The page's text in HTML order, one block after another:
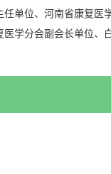
单位、河南省康复医
学分会副会长单位、
省康复医学中心、河
工设备、压力衣制作
3D临床动作分